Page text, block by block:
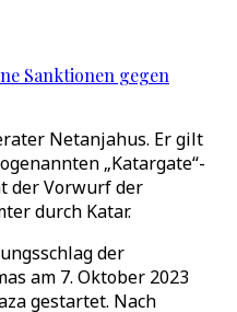
Sanktionen gegen
Netanjahus. Er gilt
„Katargate“-
der Vorwurf der
durch Katar.
der
am 7. Oktober 2023
gestartet. Nach